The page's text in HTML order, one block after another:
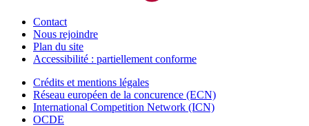
Contact
Nous rejoindre
Plan du site
Accessibilité : partiellement conforme
Crédits et mentions légales
Réseau européen de la concurence (ECN)
International Competition Network (ICN)
OCDE